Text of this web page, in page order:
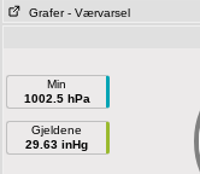
Grafer - Værvarsel
Min
1002.5 hPa
Gjeldene
29.63 inHg